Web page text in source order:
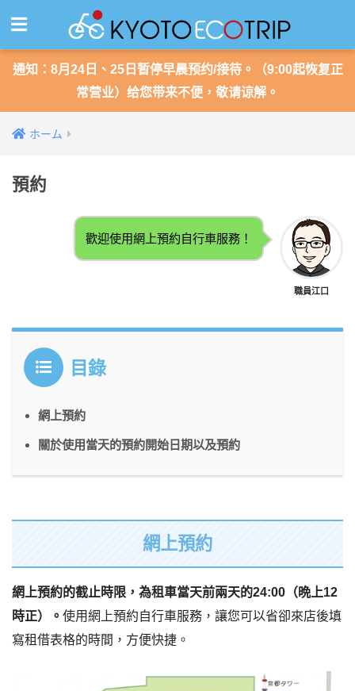
通知：8月24日、25日暂停早晨预约/接待。（9:00起恢复正
常营业）给您带来不便，敬请谅解。
ホーム
預約
歡迎使用網上預約自行車服務！
職員江口
目錄
網上預約
關於使用當天的預約開始日期以及預約
網上預約
網上預約的截止時限，為租車當天前兩天的24:00（晩上12
時正）。 使用網上預約自行車服務，讓您可以省卻來店後填
寫租借表格的時間，方便快捷。